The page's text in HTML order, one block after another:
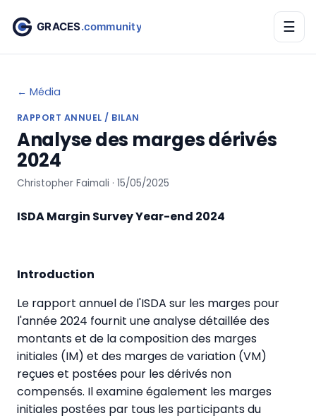
☰
← Média
RAPPORT ANNUEL / BILAN
Analyse des marges dérivés
2024
Christopher Faimali · 15/05/2025
ISDA Margin Survey Year-end 2024
Introduction
Le rapport annuel de l'ISDA sur les marges pour
l'année 2024 fournit une analyse détaillée des
montants et de la composition des marges
initiales (IM) et des marges de variation (VM)
reçues et postées pour les dérivés non
compensés. Il examine également les marges
initiales postées par tous les participants du